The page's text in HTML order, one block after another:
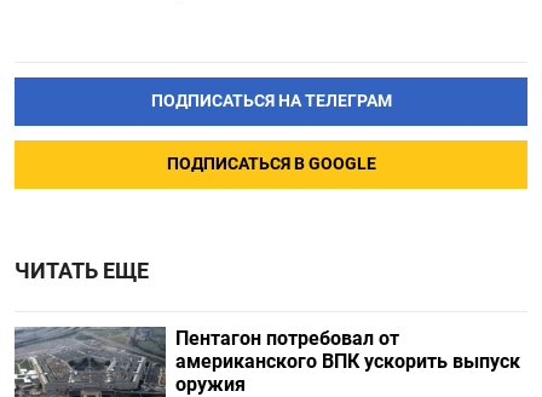
ПОДПИСАТЬСЯ НА ТЕЛЕГРАМ
ПОДПИСАТЬСЯ В GOOGLE
ЧИТАТЬ ЕЩЕ
Пентагон потребовал от
американского ВПК ускорить выпуск
оружия